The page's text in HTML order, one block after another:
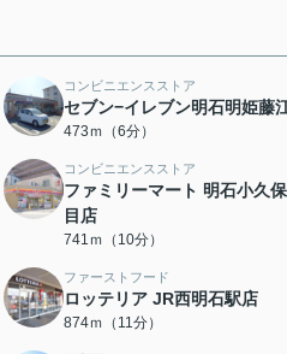
コンビニエンスストア
セブン−イレブン明石明姫藤
473ｍ（6分）
コンビニエンスストア
ファミリーマート 明石小久
目店
741ｍ（10分）
ファーストフード
ロッテリア JR西明石駅店
874ｍ（11分）